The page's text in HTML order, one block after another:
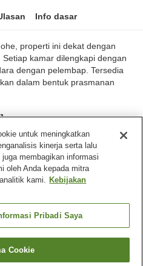
Info dasar
properti ini dekat dengan
kamar dilengkapi dengan
dengan pelembap. Tersedia
dalam bentuk prasmanan
Mesin penjual otomatis
kamar
untuk meningkatkan
kinerja serta lalu
membagikan informasi
oleh Anda kepada mitra
kami. Kebijakan
Pribadi Saya
Cookie